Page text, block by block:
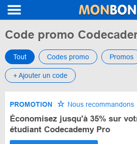
Code promo
Tout Codes promo Promos
+ Ajouter un code
PROMOTION Nous recommandons
Économisez jusqu'à 35% sur
étudiant Codecademy Pro